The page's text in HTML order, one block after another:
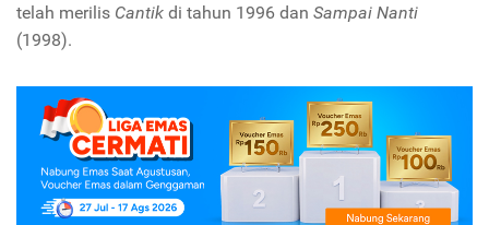
telah merilis Cantik di tahun 1996 dan Sampai Nanti
(1998).